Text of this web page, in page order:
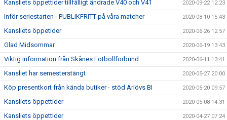
Kansliets öppettider tillfälligt ändrade V40 och V41 2020-09-22 12:23
Inför seriestarten - PUBLIKFRITT på våra matcher 2020-08-10 15:43
Kansliets öppetider 2020-06-26 12:57
Glad Midsommar 2020-06-19 13:43
Viktig information från Skånes Fotbollförbund 2020-06-11 13:41
Kansliet har semesterstängt 2020-05-27 20:00
Köp presentkort från kända butiker - stöd Arlövs BI 2020-05-20 09:57
Kansliets öppettider 2020-05-08 14:31
Kansliets öppettider 2020-04-27 07:24